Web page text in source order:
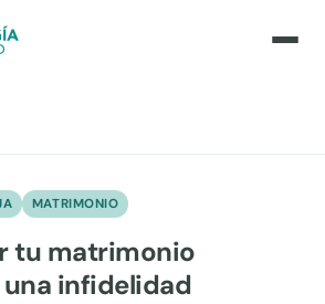
MATRIMONIO
tu matrimonio
infidelidad